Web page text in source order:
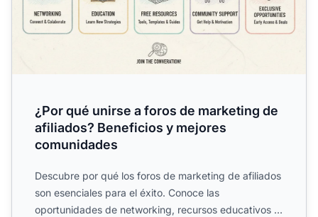
¿Por qué unirse a foros de marketing de
afiliados? Beneficios y mejores
comunidades
Descubre por qué los foros de marketing de afiliados
son esenciales para el éxito. Conoce las
oportunidades de networking, recursos educativos y